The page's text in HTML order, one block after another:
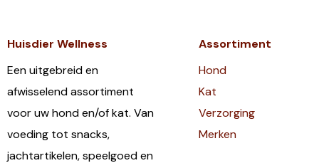
Huisdier Wellness
Een uitgebreid en
afwisselend assortiment
voor uw hond en/of kat. Van
voeding tot snacks,
jachtartikelen, speelgoed en
Assortiment
Hond
Kat
Verzorging
Merken